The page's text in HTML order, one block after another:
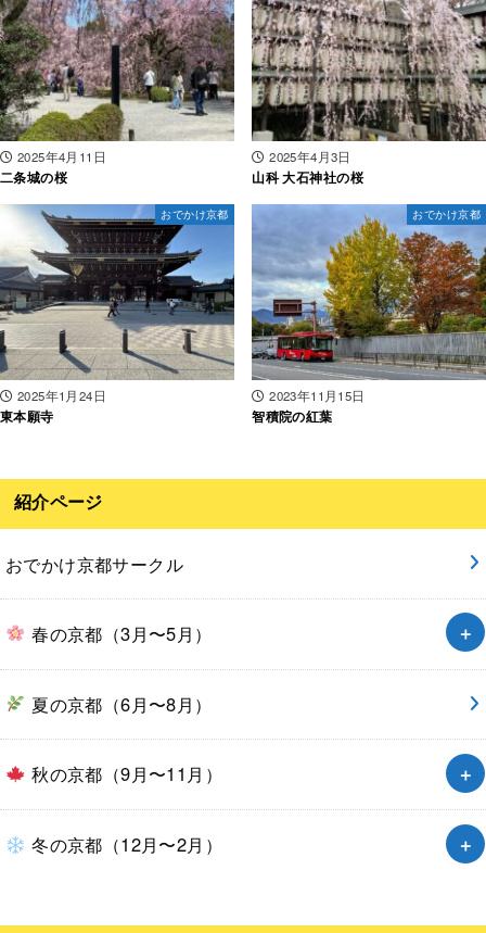
2025年4月11日
二条城の桜
2025年4月3日
山科 大石神社の桜
おでかけ京都
2025年1月24日
東本願寺
おでかけ京都
2023年11月15日
智積院の紅葉
紹介ページ
おでかけ京都サークル
春の京都（3月〜5月）
夏の京都（6月〜8月）
秋の京都（9月〜11月）
冬の京都（12月〜2月）